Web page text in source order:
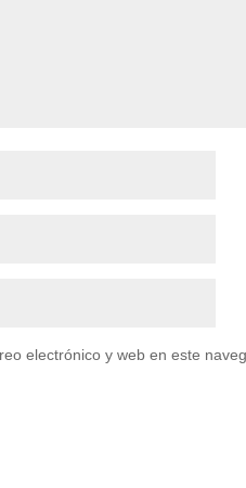
electrónico y web en este